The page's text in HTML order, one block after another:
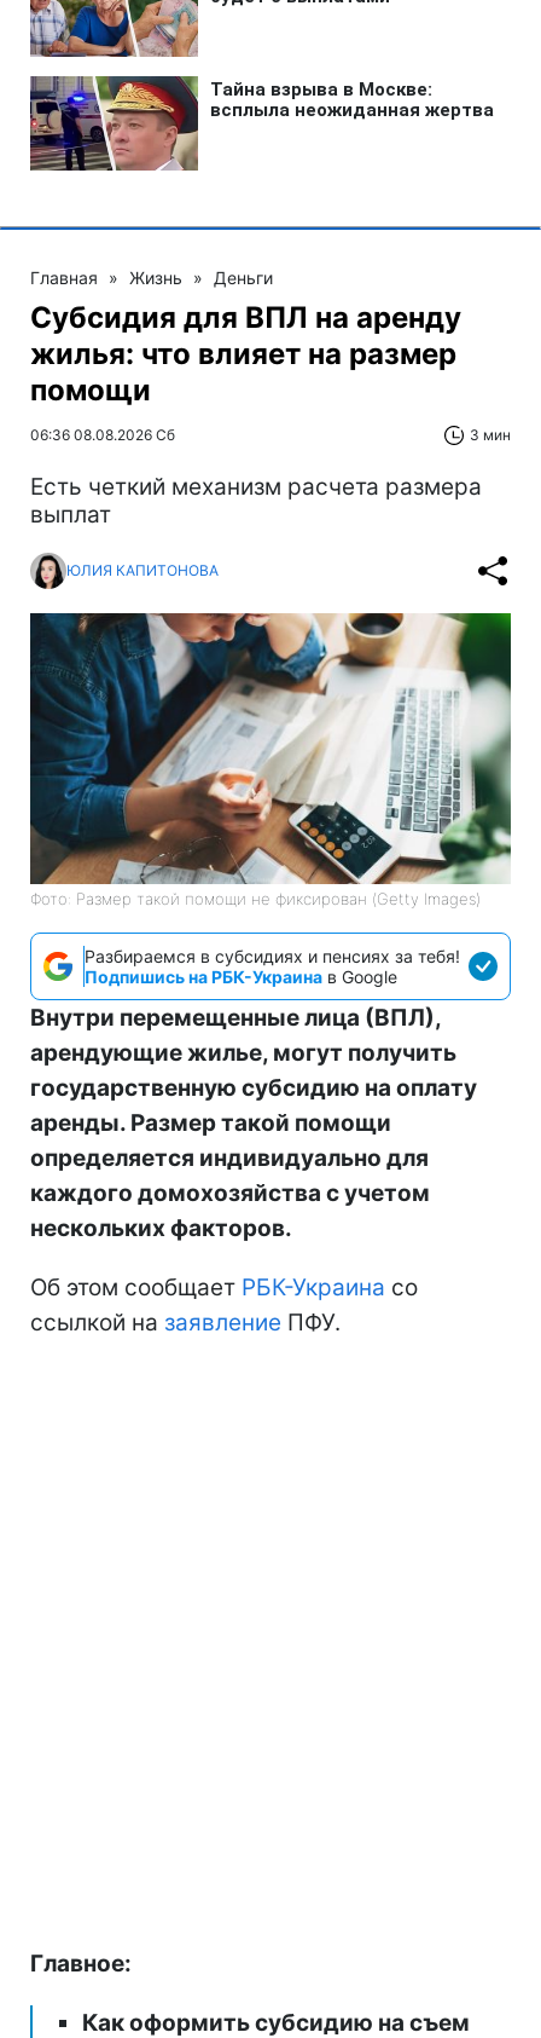
Главная » Жизнь » Деньги
Субсидия для ВПЛ на аренду
жилья: что влияет на размер
помощи
06:36 08.08.2026 Сб 3 мин
Есть четкий механизм расчета размера
выплат
ЮЛИЯ КАПИТОНОВА
Фото: Размер такой помощи не фиксирован (Getty Images)
Разбираемся в субсидиях и пенсиях за тебя!
Подпишись на РБК-Украина в Google
Внутри перемещенные лица (ВПЛ),
арендующие жилье, могут получить
государственную субсидию на оплату
аренды. Размер такой помощи
определяется индивидуально для
каждого домохозяйства с учетом
нескольких факторов.
Об этом сообщает РБК-Украина со
ссылкой на заявление ПФУ.
Главное:
Как оформить субсидию на съем